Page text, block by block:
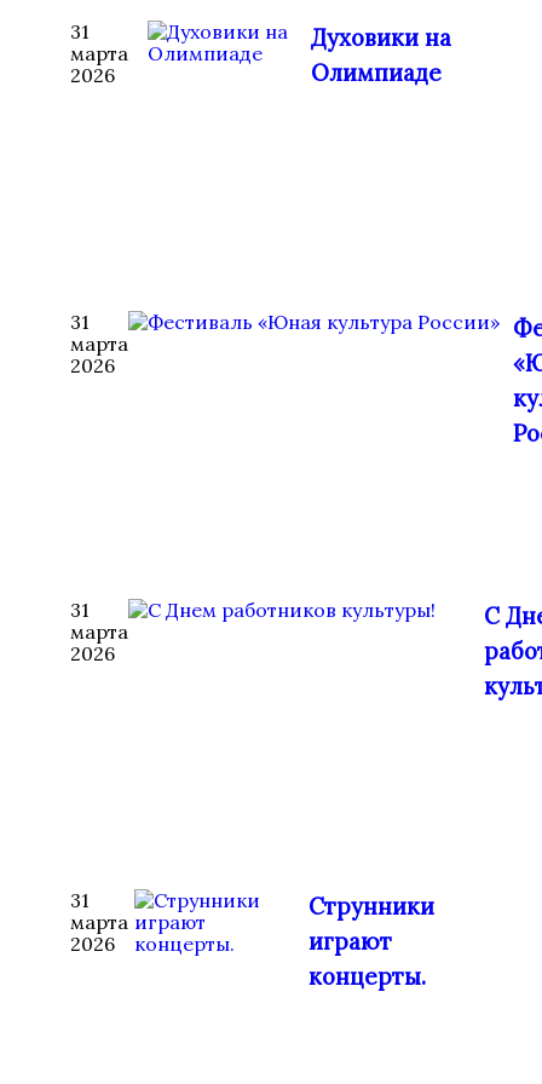
31
марта
2026
Духовики на
Олимпиаде
31
марта
2026
31
марта
2026
С
31
марта
2026
Струнники
играют
концерты.